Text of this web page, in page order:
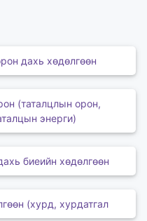
дахь хөдөлгөөн
(таталцлын орон,
энерги)
биеийн хөдөлгөөн
(хурд, хурдатгал